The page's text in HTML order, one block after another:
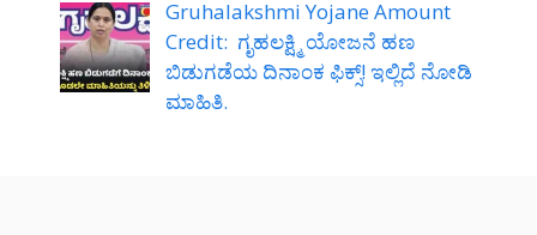
Gruhalakshmi Yojane Amount
Credit: ಗೃಹಲಕ್ಷ್ಮಿ ಯೋಜನೆ ಹಣ
ಬಿಡುಗಡೆಯ ದಿನಾಂಕ ಫಿಕ್ಸ್! ಇಲ್ಲಿದೆ ನೋಡಿ
ಮಾಹಿತಿ.